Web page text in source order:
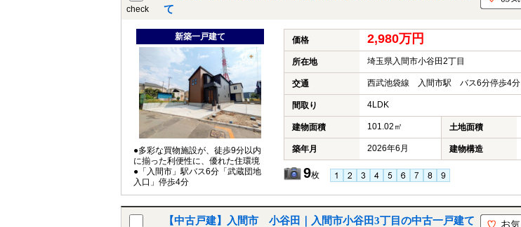
check
て
新築一戸建て
●多彩な買物施設が、徒歩9分以内
に揃った利便性に、優れた住環境
●「入間市」駅バス6分「武蔵団地
入口」停歩4分
価格 2,980万円
所在地 埼玉県入間市小谷田2丁目
交通 西武池袋線 入間市駅 バス6分停歩4分
間取り 4LDK
建物面積 101.02㎡ 土地面積
築年月 2026年6月 建物構造
9枚
【中古戸建】入間市 小谷田｜入間市小谷田3丁目の中古一戸建て